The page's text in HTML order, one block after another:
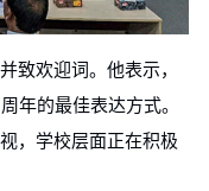
致欢迎词。他表示，
年的最佳表达方式。
，学校层面正在积极